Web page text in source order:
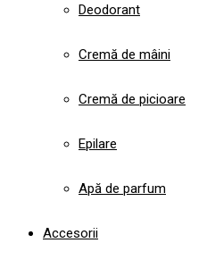
Deodorant
Cremă de mâini
Cremă de picioare
Epilare
Apă de parfum
Accesorii